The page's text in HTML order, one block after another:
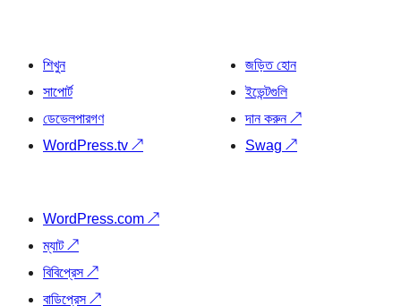
শিখুন
সাপোর্ট
ডেভেলপারগণ
WordPress.tv ↗
জড়িত হোন
ইভেন্টগুলি
দান করুন↗
Swag ↗
WordPress.com ↗
ম্যাট↗
বিবিপ্রেস↗
বাডিপ্রেস↗